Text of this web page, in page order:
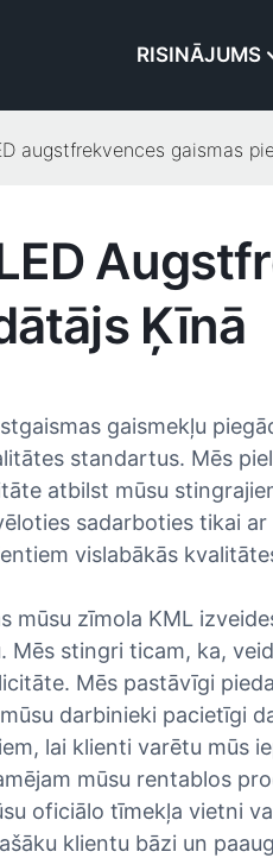
RISINĀJUMS
augstfrekvences gaismas
Ķīnā
gaismekļu
standartus. Mēs
atbilst mūsu
sadarboties tikai
vislabākās
mūsu zīmola KML
Mēs stingri ticam, ka,
Mēs pastāvīgi
darbinieki pacietīgi
lai klienti varētu mūs
mūsu rentablos
oficiālo tīmekļa vietni
klientu bāzi un